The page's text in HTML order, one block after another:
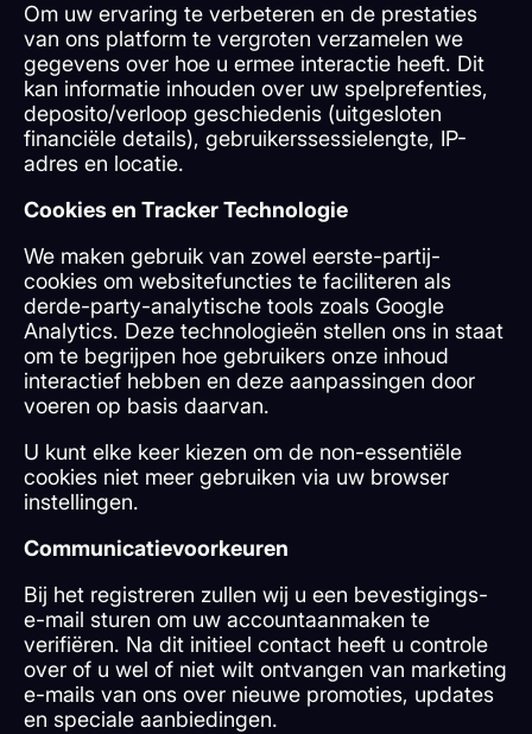
Om uw ervaring te verbeteren en de prestaties
van ons platform te vergroten verzamelen we
gegevens over hoe u ermee interactie heeft. Dit
kan informatie inhouden over uw spelprefenties,
deposito/verloop geschiedenis (uitgesloten
financiële details), gebruikerssessielengte, IP-
adres en locatie.
Cookies en Tracker Technologie
We maken gebruik van zowel eerste-partij-
cookies om websitefuncties te faciliteren als
derde-party-analytische tools zoals Google
Analytics. Deze technologieën stellen ons in staat
om te begrijpen hoe gebruikers onze inhoud
interactief hebben en deze aanpassingen door
voeren op basis daarvan.
U kunt elke keer kiezen om de non-essentiële
cookies niet meer gebruiken via uw browser
instellingen.
Communicatievoorkeuren
Bij het registreren zullen wij u een bevestigings-
e-mail sturen om uw accountaanmaken te
verifiëren. Na dit initieel contact heeft u controle
over of u wel of niet wilt ontvangen van marketing
e-mails van ons over nieuwe promoties, updates
en speciale aanbiedingen.